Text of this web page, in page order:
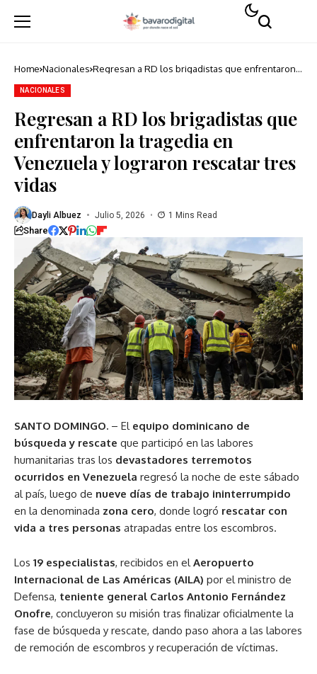
Home Nacionales Regresan a RD los brigadistas que enfrentaron
NACIONALES
Regresan a RD los brigadistas que
enfrentaron la tragedia en
Venezuela y lograron rescatar tres
vidas
Dayli Albuez Julio 5, 2026 1 Mins Read
Share
SANTO DOMINGO. – El equipo dominicano de
búsqueda y rescate que participó en las labores
humanitarias tras los devastadores terremotos
ocurridos en Venezuela regresó la noche de este sábado
al país, luego de nueve días de trabajo ininterrumpido
en la denominada zona cero, donde logró rescatar con
vida a tres personas atrapadas entre los escombros.
Los 19 especialistas, recibidos en el Aeropuerto
Internacional de Las Américas (AILA) por el ministro de
Defensa, teniente general Carlos Antonio Fernández
Onofre, concluyeron su misión tras finalizar oficialmente la
fase de búsqueda y rescate, dando paso ahora a las labores
de remoción de escombros y recuperación de víctimas.